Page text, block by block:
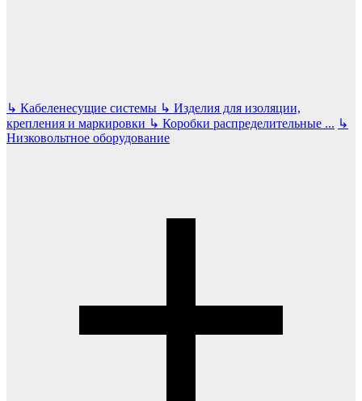
↳ Кабеленесущие системы ↳ Изделия для изоляции,
крепления и маркировки ↳ Коробки распределительные ... ↳
Низковольтное оборудование